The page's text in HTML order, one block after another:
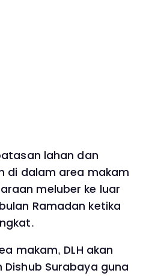
lahan dan
di dalam area makam
meluber ke luar
Ramadan ketika
makam, DLH akan
Surabaya guna